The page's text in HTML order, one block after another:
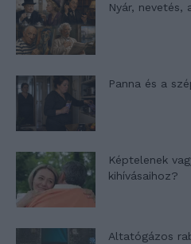
Nyár, nevetés,
Panna és a
Képtelenek
kihívásaihoz?
Altatógázos